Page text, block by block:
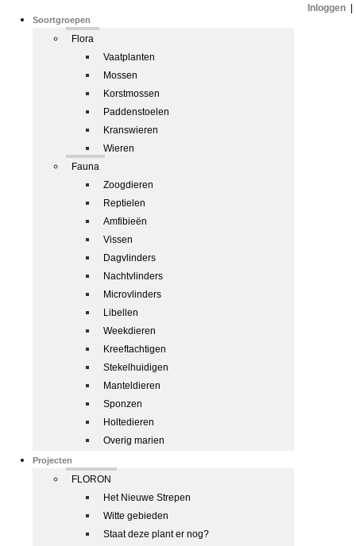
Soortgroepen
Flora
Vaatplanten
Mossen
Korstmossen
Paddenstoelen
Kranswieren
Wieren
Fauna
Zoogdieren
Reptielen
Amfibieën
Vissen
Dagvlinders
Nachtvlinders
Microvlinders
Libellen
Weekdieren
Kreeftachtigen
Stekelhuidigen
Manteldieren
Sponzen
Holtedieren
Overig marien
Projecten
FLORON
Het Nieuwe Strepen
Witte gebieden
Staat deze plant er nog?
Inloggen